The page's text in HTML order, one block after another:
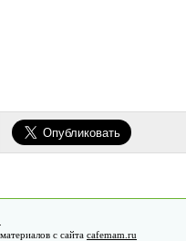
с сайта cafemam.ru